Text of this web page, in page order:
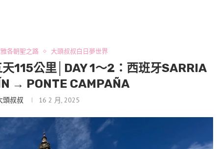
各朝聖之路 大頭叔叔白日夢世界
天115公里│DAY 1〜2：西班牙SARRIA
→ PONTE CAMPAÑA
頭叔叔 16 2 月, 2025